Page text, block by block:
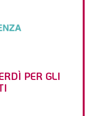
PER GLI